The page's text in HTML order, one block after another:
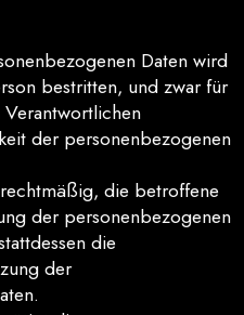
Daten wird
bestritten, und zwar für
der personenbezogenen
die betroffene
der personenbezogenen
die
der